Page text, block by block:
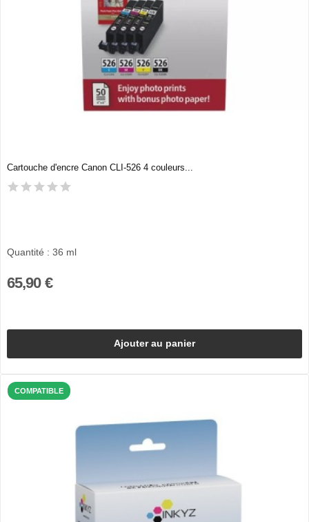
Cartouche d'encre Canon CLI-526 4 couleurs...
Quantité : 36 ml
65,90 €
Ajouter au panier
COMPATIBLE